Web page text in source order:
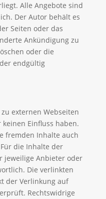
Alle Angebote sind
Der Autor behält es
Seiten oder das
Ankündigung zu
oder die
endgültig
externen Webseiten
Einfluss haben.
fremden Inhalte auch
die Inhalte der
jeweilige Anbieter oder
Die verlinkten
der Verlinkung auf
Rechtswidrige